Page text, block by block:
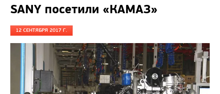
SANY посетили «КАМАЗ»
12 СЕНТЯБРЯ 2017 Г.